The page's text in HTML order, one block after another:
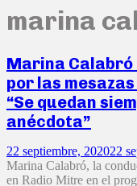
marina
Marina Calabró
por las
“Se quedan
anécdota”
22 septiembre, 202022
Marina Calabró, la
en Radio Mitre en el